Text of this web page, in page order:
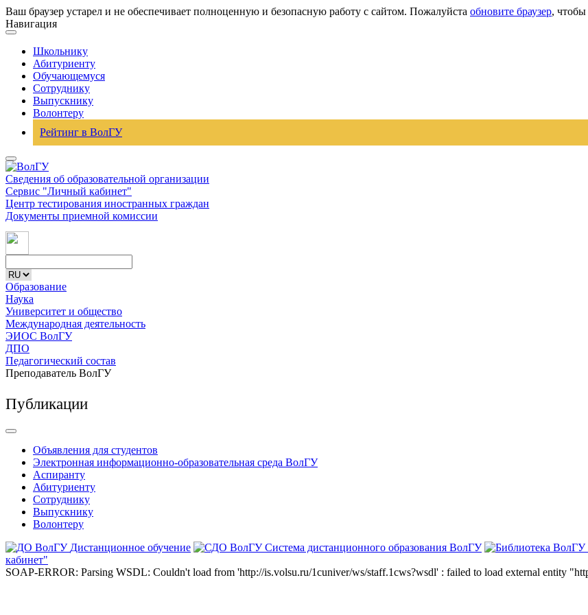
Ваш браузер устарел и не обеспечивает полноценную и безопасную работу с сайтом. Пожалуйста обновите браузер, чтобы
Навигация
Школьнику
Абитуриенту
Обучающемуся
Сотруднику
Выпускнику
Волонтеру
Рейтинг в ВолГУ
Сведения об образовательной организации
Сервис "Личный кабинет"
Центр тестирования иностранных граждан
Документы приемной комиссии
Образование
Наука
Университет и общество
Международная деятельность
ЭИОС ВолГУ
ДПО
Педагогический состав
Преподаватель ВолГУ
Публикации
Объявления для студентов
Электронная информационно-образовательная среда ВолГУ
Аспиранту
Абитуриенту
Сотруднику
Выпускнику
Волонтеру
Дистанционное обучение
Система дистанционного образования ВолГУ
кабинет"
SOAP-ERROR: Parsing WSDL: Couldn't load from 'http://is.volsu.ru/1cuniver/ws/staff.1cws?wsdl' : failed to load external entity